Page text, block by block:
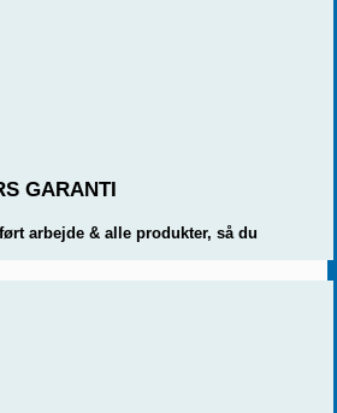
GARANTI
arbejde & alle produkter, så du